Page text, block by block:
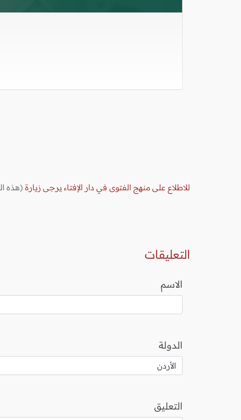
للاطلاع على منهج الفتوى في دار الإفتاء يرجى زيارة (هذه
التعليقات
الاسم
الدولة
التعليق